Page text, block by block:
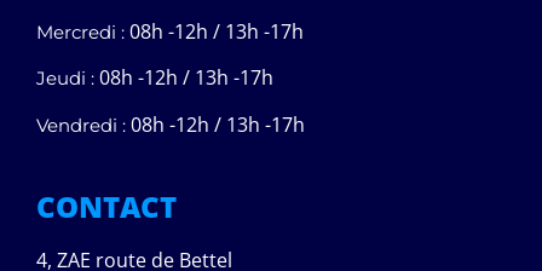
Mercredi : 08h -12h / 13h -17h
Jeudi : 08h -12h / 13h -17h
Vendredi : 08h -12h / 13h -17h
CONTACT
4, ZAE route de Bettel